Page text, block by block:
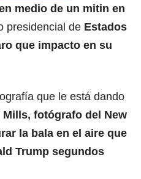
medio de un mitin en
presidencial de Estados
que impacto en su
que le está dando
Mills, fotógrafo del New
la bala en el aire que
Trump segundos